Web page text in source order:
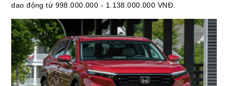
dao động từ 998.000.000 - 1.138.000.000 VNĐ.